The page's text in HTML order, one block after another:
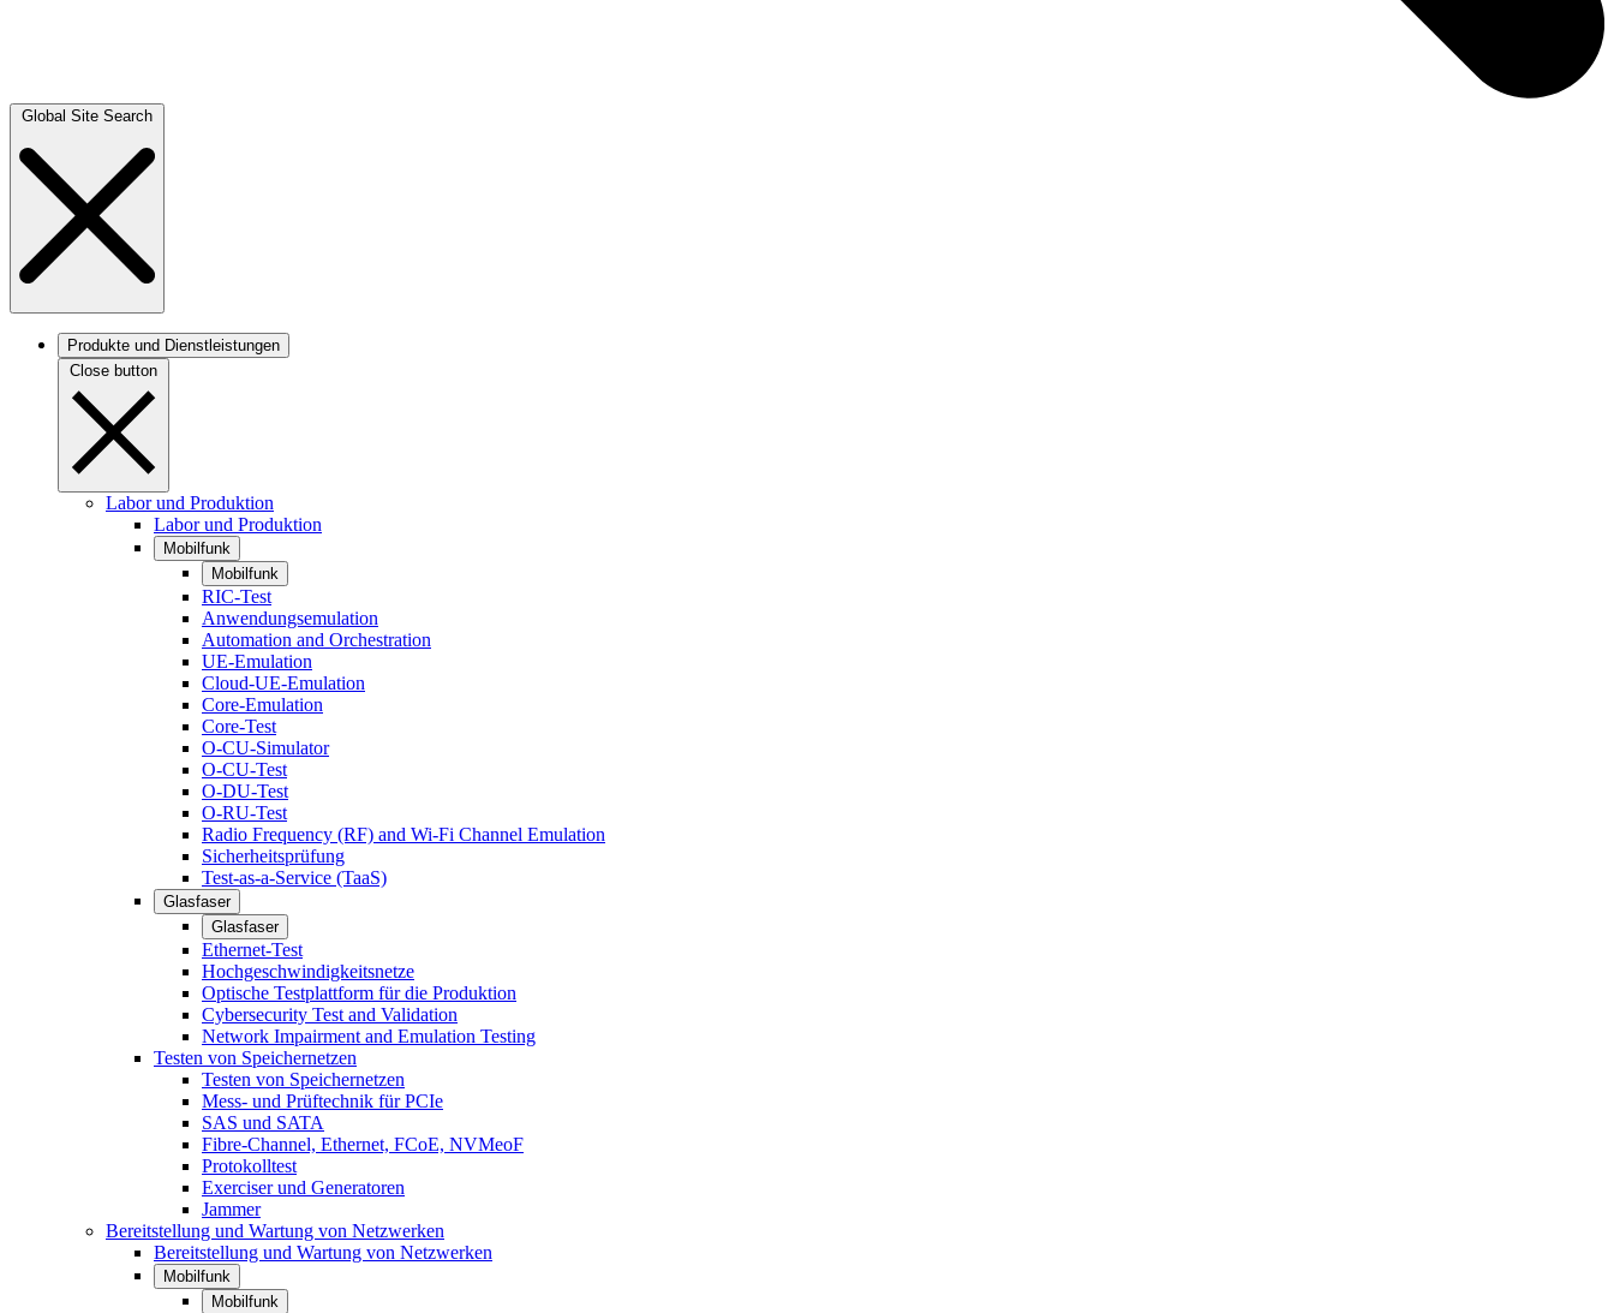
Global Site Search
Produkte und Dienstleistungen
Close button
Labor und Produktion
Labor und Produktion
Mobilfunk
Mobilfunk
RIC-Test
Anwendungsemulation
Automation and Orchestration
UE-Emulation
Cloud-UE-Emulation
Core-Emulation
Core-Test
O-CU-Simulator
O-CU-Test
O-DU-Test
O-RU-Test
Radio Frequency (RF) and Wi-Fi Channel Emulation
Sicherheitsprüfung
Test-as-a-Service (TaaS)
Glasfaser
Glasfaser
Ethernet-Test
Hochgeschwindigkeitsnetze
Optische Testplattform für die Produktion
Cybersecurity Test and Validation
Network Impairment and Emulation Testing
Testen von Speichernetzen
Testen von Speichernetzen
Mess- und Prüftechnik für PCIe
SAS und SATA
Fibre-Channel, Ethernet, FCoE, NVMeoF
Protokolltest
Exerciser und Generatoren
Jammer
Bereitstellung und Wartung von Netzwerken
Bereitstellung und Wartung von Netzwerken
Mobilfunk
Mobilfunk